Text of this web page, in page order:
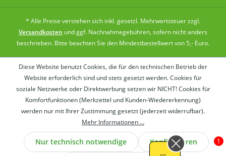
D trägt zur Erhaltung normaler Zähne bei Vitamin D
trägt zu einer normalen Funktion des Immunsystems
bei Vitamin D hat eine Funktion bei der Zellteilung
* Alle Preise verstehen sich inkl. gesetzl. Mehrwertsteuer zzgl.
Versandkosten und ggf. Nachnahmegebühren, sofern nicht anders
beschrieben. Bitte beachten Sie den Mindestbestellwert von 5,- Euro.
Diese Website benutzt Cookies, die für den technischen Betrieb der
Website erforderlich sind und stets gesetzt werden. Cookies für
soziale Netzwerke oder Direktwerbung setzen wir NICHT! Cookies für
Komfortfunktionen (Merkzettel und Kunden-Wiedererkennung)
werden nur mit Ihrer Zustimmung gesetzt (jederzeit widerrufbar).
Mehr Informationen ...
Nur technisch notwendige Konfigurieren
Haben
1